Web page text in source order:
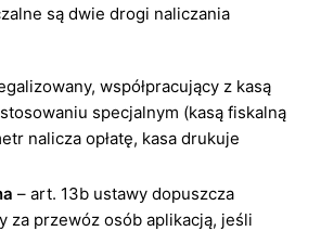
są dwie drogi naliczania
współpracujący z kasą
specjalnym (kasą fiskalną
nalicza opłatę, kasa drukuje
– art. 13b ustawy dopuszcza
za przewóz osób aplikacją, jeśli